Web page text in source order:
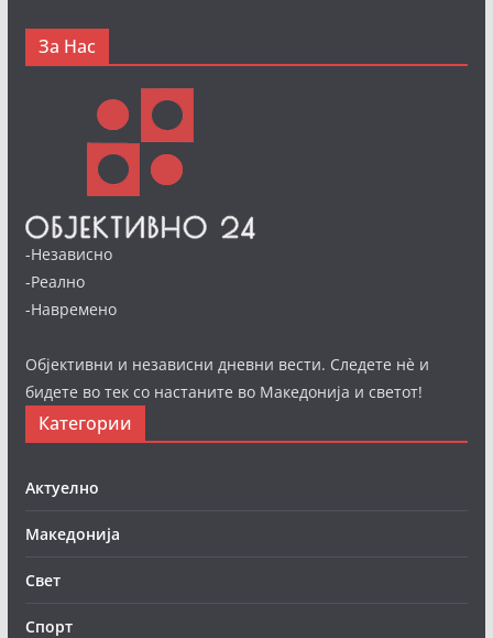
За Нас
-Независно
-Реално
-Навремено
Објективни и независни дневни вести. Следете нè и
бидете во тек со настаните во Македонија и светот!
Категории
Актуелно
Македонија
Свет
Спорт